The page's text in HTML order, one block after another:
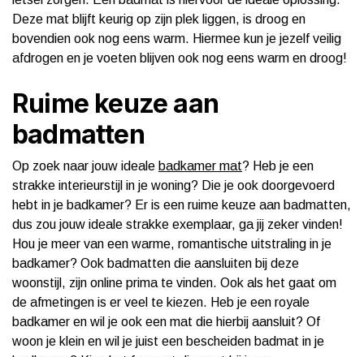
Deze mat blijft keurig op zijn plek liggen, is droog en
bovendien ook nog eens warm. Hiermee kun je jezelf veilig
afdrogen en je voeten blijven ook nog eens warm en droog!
Ruime keuze aan
badmatten
Op zoek naar jouw ideale badkamer mat? Heb je een
strakke interieurstijl in je woning? Die je ook doorgevoerd
hebt in je badkamer? Er is een ruime keuze aan badmatten,
dus zou jouw ideale strakke exemplaar, ga jij zeker vinden!
Hou je meer van een warme, romantische uitstraling in je
badkamer? Ook badmatten die aansluiten bij deze
woonstijl, zijn online prima te vinden. Ook als het gaat om
de afmetingen is er veel te kiezen. Heb je een royale
badkamer en wil je ook een mat die hierbij aansluit? Of
woon je klein en wil je juist een bescheiden badmat in je